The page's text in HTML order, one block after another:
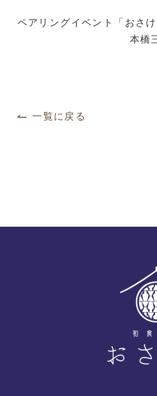
ペアリングイベント「おさ
本橋
一覧に戻る